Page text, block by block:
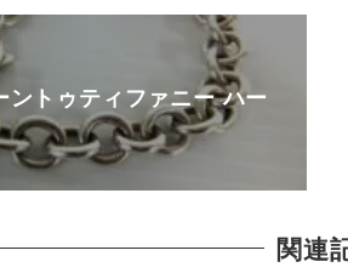
トゥティファニー ハー
関連